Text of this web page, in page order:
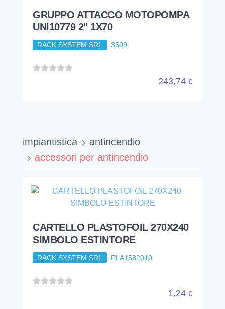
impiantistica
antincendio
accessori per antincendio
RACK SYSTEM SRL PLA1582010